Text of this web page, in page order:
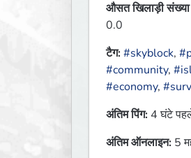
औसत खिलाड़ी
0.0
टैग:#skyblock,
#community,
#economy,
अंतिम पिंग: 4 घंटे
अंतिम ऑनलाइन: 5